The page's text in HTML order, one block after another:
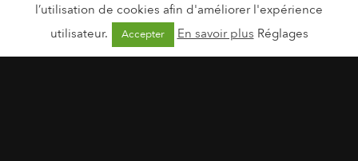
l’utilisation de cookies afin d'améliorer l'expérience
utilisateur.
Accepter En savoir plus Réglages